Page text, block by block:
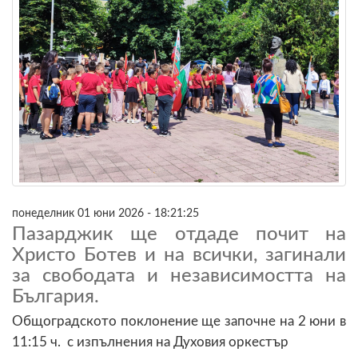
понеделник 01 юни 2026 - 18:21:25
Пазарджик ще отдаде почит на
Христо Ботев и на всички, загинали
за свободата и независимостта на
България.
Общоградското поклонение ще започне на 2 юни в
11:15 ч. с изпълнения на Духовия оркестър